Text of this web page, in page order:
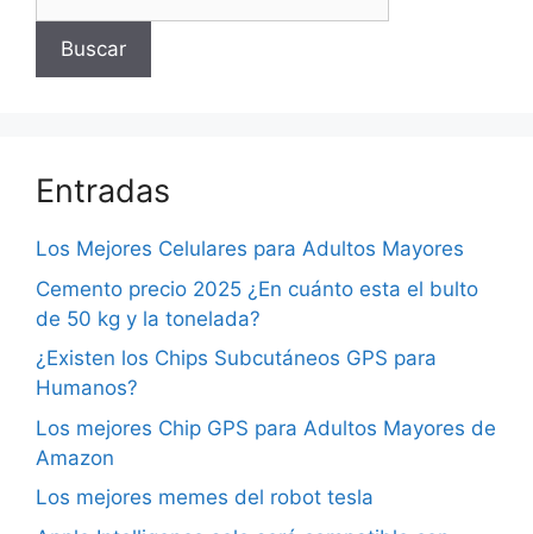
Buscar
Entradas
Los Mejores Celulares para Adultos Mayores
Cemento precio 2025 ¿En cuánto esta el bulto
de 50 kg y la tonelada?
¿Existen los Chips Subcutáneos GPS para
Humanos?
Los mejores Chip GPS para Adultos Mayores de
Amazon
Los mejores memes del robot tesla